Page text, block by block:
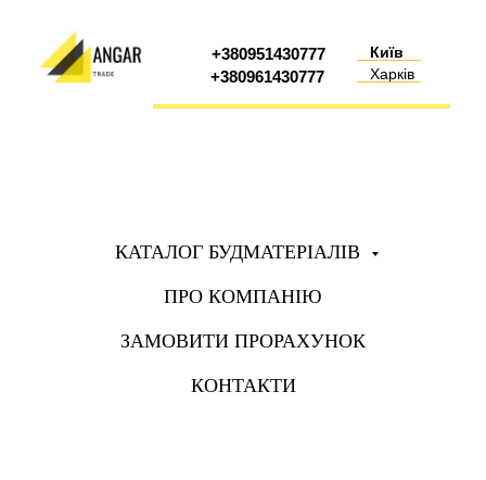
+380961430777
+380951430777
Київ
Харків
КАТАЛОГ БУДМАТЕРІАЛІВ
ПРО КОМПАНІЮ
ЗАМОВИТИ ПРОРАХУНОК
КОНТАКТИ